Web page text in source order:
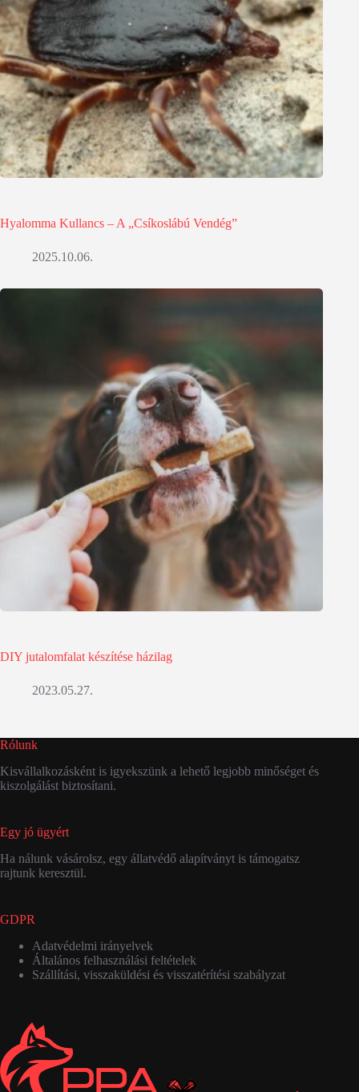
Hyalomma Kullancs – A „Csíkoslábú Vendég”
2025.10.06.
DIY jutalomfalat készítése házilag
2023.05.27.
Rólunk
Kisvállalkozásként is igyekszünk a lehető legjobb minőséget és
kiszolgálást biztosítani.
Egy jó ügyért
Ha nálunk vásárolsz, egy állatvédő alapítványt is támogatsz
rajtunk keresztül.
GDPR
Adatvédelmi irányelvek
Általános felhasználási feltételek
Szállítási, visszaküldési és visszatérítési szabályzat